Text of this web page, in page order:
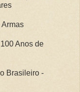
Anos de
Brasileiro -